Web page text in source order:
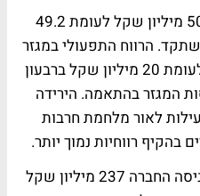
במגזר סחר הכניסה החברה 50.5 מיליון שקל לעומת 49.2
הרווח התפעולי במגזר
הסתכם לכדי 17 מיליון שקל לעומת 20 מיליון שקל ברבעון
ו־13% מהכנסות המגזר בהתאמה. הירידה
לאור מלחמת חרבות
בהקיף רווחיות נמוך יותר.
ובניה הכניסה החברה 237 מיליון שקל